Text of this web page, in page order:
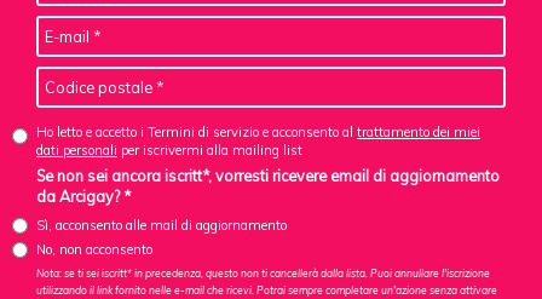
Ho letto e accetto i Termini di servizio e acconsento al trattamento dei miei
dati personali per iscrivermi alla mailing list
Se non sei ancora iscritt*, vorresti ricevere email di aggiornamento
da Arcigay? *
Sì, acconsento alle mail di aggiornamento
No, non acconsento
Nota: se ti sei iscritt* in precedenza, questo non ti cancellerà dalla lista. Puoi annullare l'iscrizione
utilizzando il link fornito nelle e-mail che ricevi. Potrai sempre completare un'azione senza attivare